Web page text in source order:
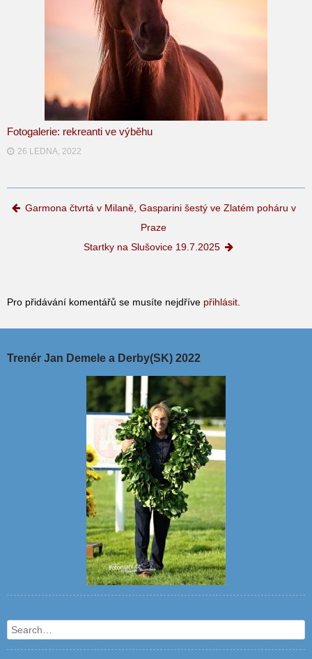
Fotogalerie: rekreanti ve výběhu
26 LEDNA, 2022
Post navigation
Garmona čtvrtá v Milaně, Gasparini šestý ve Zlatém poháru v
Praze
Startky na Slušovice 19.7.2025
Pro přidávání komentářů se musíte nejdříve přihlásit.
Trenér Jan Demele a Derby(SK) 2022
Search